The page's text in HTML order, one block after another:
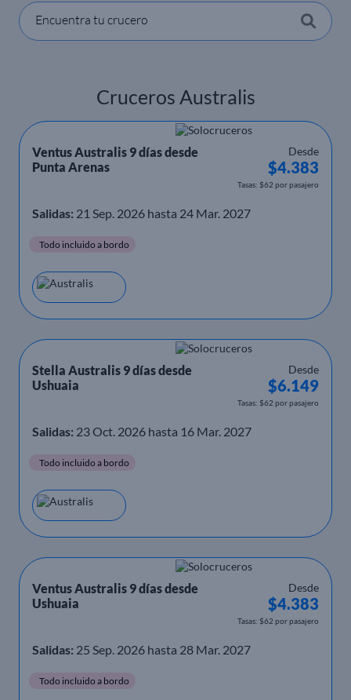
Encuentra tu crucero
Cruceros Australis
Ventus Australis 9 días desde
Punta Arenas
Desde
$4.383
Tasas: $62 por pasajero
Salidas: 21 Sep. 2026 hasta 24 Mar. 2027
Todo incluido a bordo
Stella Australis 9 días desde
Ushuaia
Desde
$6.149
Tasas: $62 por pasajero
Salidas: 23 Oct. 2026 hasta 16 Mar. 2027
Todo incluido a bordo
Ventus Australis 9 días desde
Ushuaia
Desde
$4.383
Tasas: $62 por pasajero
Salidas: 25 Sep. 2026 hasta 28 Mar. 2027
Todo incluido a bordo